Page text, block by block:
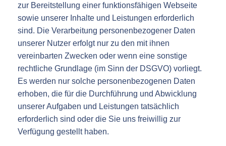
zur Bereitstellung einer funktionsfähigen Webseite
sowie unserer Inhalte und Leistungen erforderlich
sind. Die Verarbeitung personenbezogener Daten
unserer Nutzer erfolgt nur zu den mit ihnen
vereinbarten Zwecken oder wenn eine sonstige
rechtliche Grundlage (im Sinn der DSGVO) vorliegt.
Es werden nur solche personenbezogenen Daten
erhoben, die für die Durchführung und Abwicklung
unserer Aufgaben und Leistungen tatsächlich
erforderlich sind oder die Sie uns freiwillig zur
Verfügung gestellt haben.